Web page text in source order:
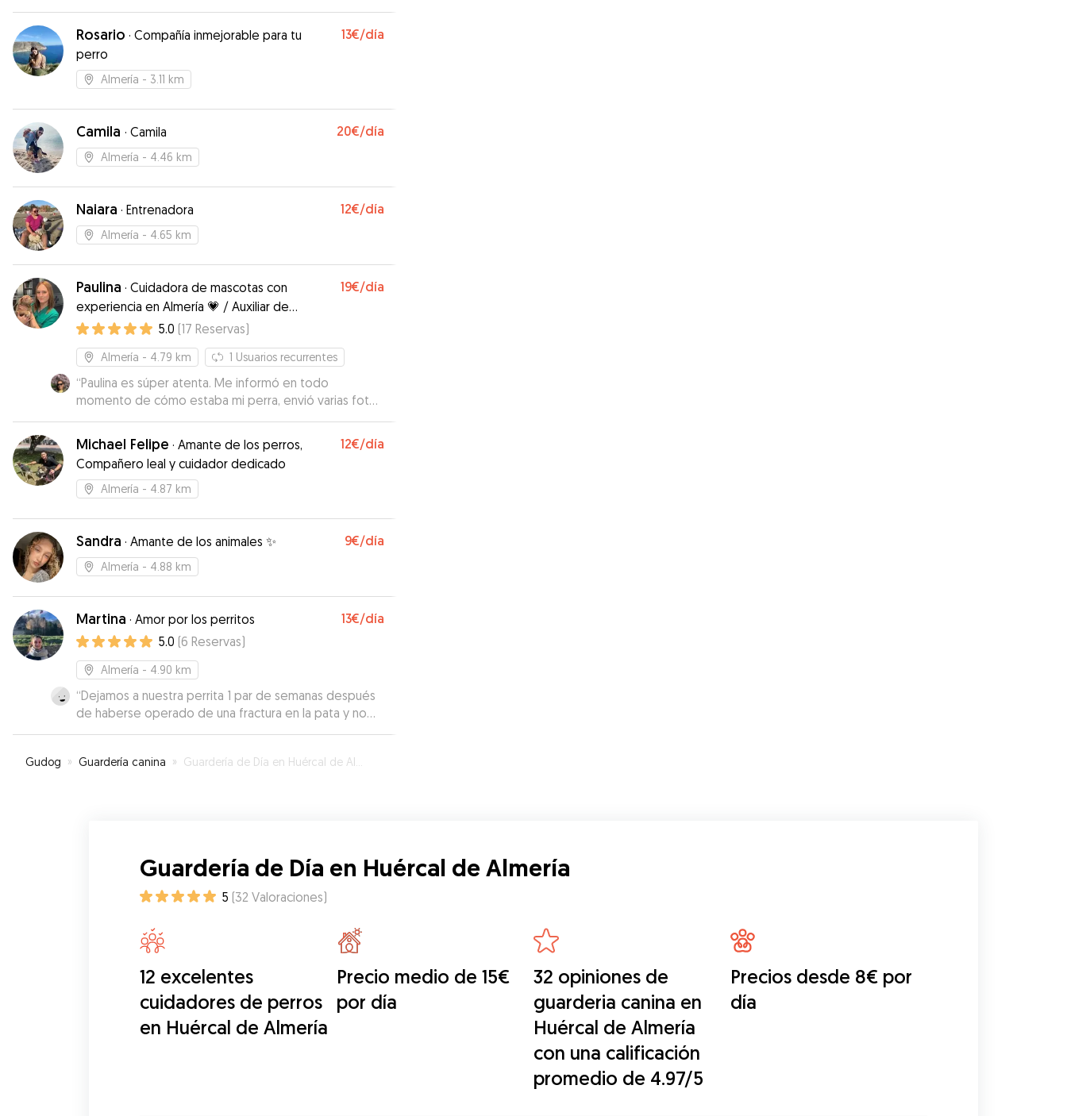
muchas fotos y vídeos! Gracias!”
Rosario · Compañía inmejorable para tu
perro
13€/día
Almería - 3.11 km
Camila · Camila 20€/día
Almería - 4.46 km
Naiara · Entrenadora 12€/día
Almería - 4.65 km
Paulina · Cuidadora de mascotas con
experiencia en Almería 💗 / Auxiliar de
Veterinaria 🩺🐾
19€/día
5.0 (17 Reservas)
Almería - 4.79 km 1 Usuarios recurrentes
“Paulina es súper atenta. Me informó en todo
momento de cómo estaba mi perra, envió varias fotos
durante el día que estuvo con ella y respondió
rápidamente cada vez que me puse en contacto con
ella. Cuando la recogí, al despedirnos, mi perra se
volvía con ella para su casa 😄 Así que creo que no hay
mejor resumen que ese. Sin duda volvería a confiar en
Michael Felipe · Amante de los perros,
Compañero leal y cuidador dedicado
12€/día
Almería - 4.87 km
Sandra · Amante de los animales ✨ 9€/día
Almería - 4.88 km
Martina · Amor por los perritos 13€/día
5.0 (6 Reservas)
Almería - 4.90 km
“Dejamos a nuestra perrita 1 par de semanas después
de haberse operado de una fractura en la pata y no
nos podemos alegrar más. Le ha dado su medicación,
y le ha dado muchos mimos. Estamos muy contentos y
Gudog » Guardería canina » Guardería de Día en Huércal de Almería
Guardería de Día en Huércal de Almería
5 (32 Valoraciones)
12 excelentes
cuidadores de perros
en Huércal de Almería
Precio medio de 15€
por día
32 opiniones de
guarderia canina en
Huércal de Almería
con una calificación
promedio de 4.97/5
Precios desde 8€ por
día